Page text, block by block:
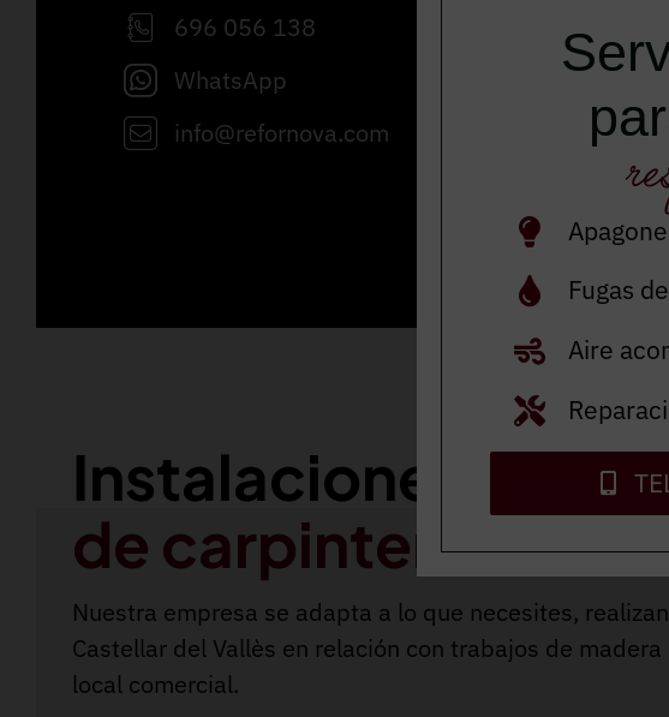
696 056 138
WhatsApp
info@refornova.com
Instalaciones
de carpintería en
Nuestra empresa se adapta a lo que necesites,
Castellar del Vallès en relación con trabajos de
local comercial.
Fugas
Aire